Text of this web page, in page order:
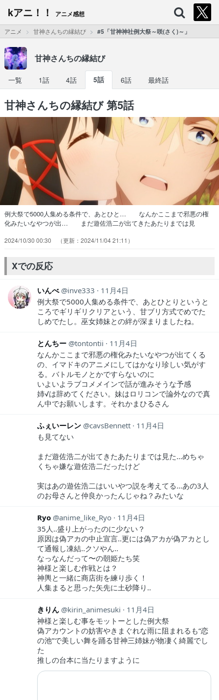
kアニ！！ アニメ感想
アニメ 甘神さんちの縁結び #5「甘神神社例大祭～咲(さく)～」
甘神さんちの縁結び
一覧 1話 4話 5話 6話 最終話
甘神さんちの縁結び 第5話
例大祭で5000人集める条件で、あとひと… なんかここまで邪悪の権
化みたいなやつが出… まだ遊佐浩二が出てきたあたりまでは見
をモットーとした例大祭偽ア… いよいよ甘神神社の例大祭！しかし、
雨に見舞われるも美人３姉妹の透け… １〜５話まで一気に見たけど三
姉妹が可愛す… 桜の花びらで一杯の美しい池！…がビジュア…
2024/10/30 00:30 2024/11/04 21:11
Xでの反応
いんべ inve333
11月4日
例大祭で5000人集める条件で、あとひとりというと
ころでギリギリクリアという、甘ブリ方式でめでた
しめでたし。巫女姉妹との絆が深まりましたね。
とんちー tontontii
11月4日
なんかここまで邪悪の権化みたいなやつが出てくる
の、イマドキのアニメにしてはかなり珍しい気がす
る。バトルモノとかですらないのに
いよいよラブコメメインで話が進みそうな予感
姉√は辞めてください。妹はロリコンで論外なので真
ん中でお願いします。それかまひるさん
ふぇいーレン cavsBennett
11月4日
も見てない
まだ遊佐浩二が出てきたあたりまでは見た…めちゃ
くちゃ嫌な遊佐浩二だったけど
実はあの遊佐浩二はいいやつ説を考えてる…あの3人
のお母さんと仲良かったんじゃね？みたいな
Ryo anime_like_Ryo
11月4日
35人..盛り上がったのに少ない？
原因は偽アカの中止宣言..更には偽アカが偽アカとし
て通報し凍結..クソやん..
なっなんだって〜の朝姫たち笑
神様と楽しむ作戦とは？
神輿と一緒に商店街を練り歩く！
人集まると思った矢先に土砂降り..
きりん kirin_animesuki
11月4日
神様と楽しむ事をモットーとした例大祭
偽アカウントの妨害やきまぐれな雨に阻まれるも“恋
の池”で美しい舞を踊る甘神三姉妹が物凄く綺麗でし
た
推しの台本に当たりますように